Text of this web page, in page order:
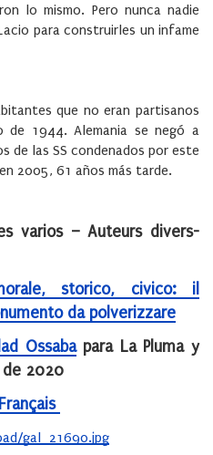
lo mismo. Pero nunca nadie
para construirles un infame
que no eran partisanos
1944. Alemania se negó a
de las SS condenados por este
2005, 61 años más tarde.
varios – Auteurs divers-
storico, civico: il
da polverizzare
Ossabapara La Pluma y
2020
Français